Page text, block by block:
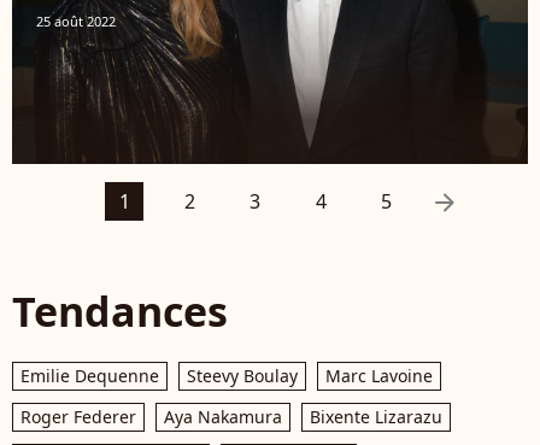
25 août 2022
1 2 3 4 5 arrow_right
Tendances
Emilie Dequenne Steevy Boulay
Marc Lavoine
Roger Federer
Aya Nakamura
Bixente Lizarazu